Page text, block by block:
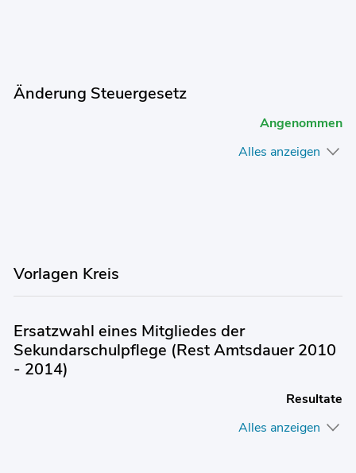
Änderung Steuergesetz
Angenommen
Alles anzeigen
Vorlagen Kreis
Ersatzwahl eines Mitgliedes der
Sekundarschulpflege (Rest Amtsdauer 2010
- 2014)
Resultate
Alles anzeigen